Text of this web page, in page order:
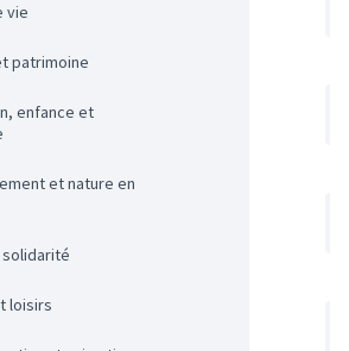
vie
patrimoine
solidarité
loisirs